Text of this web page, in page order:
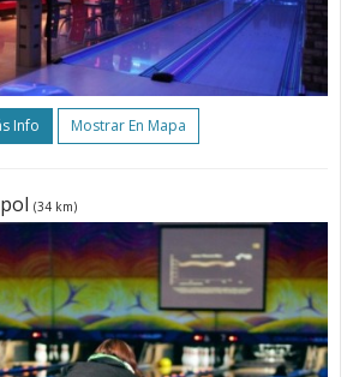
Info Mostrar En Mapa
(34 km)